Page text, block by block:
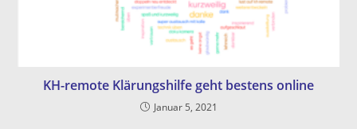
KH-remote Klärungshilfe geht bestens online
Januar 5, 2021